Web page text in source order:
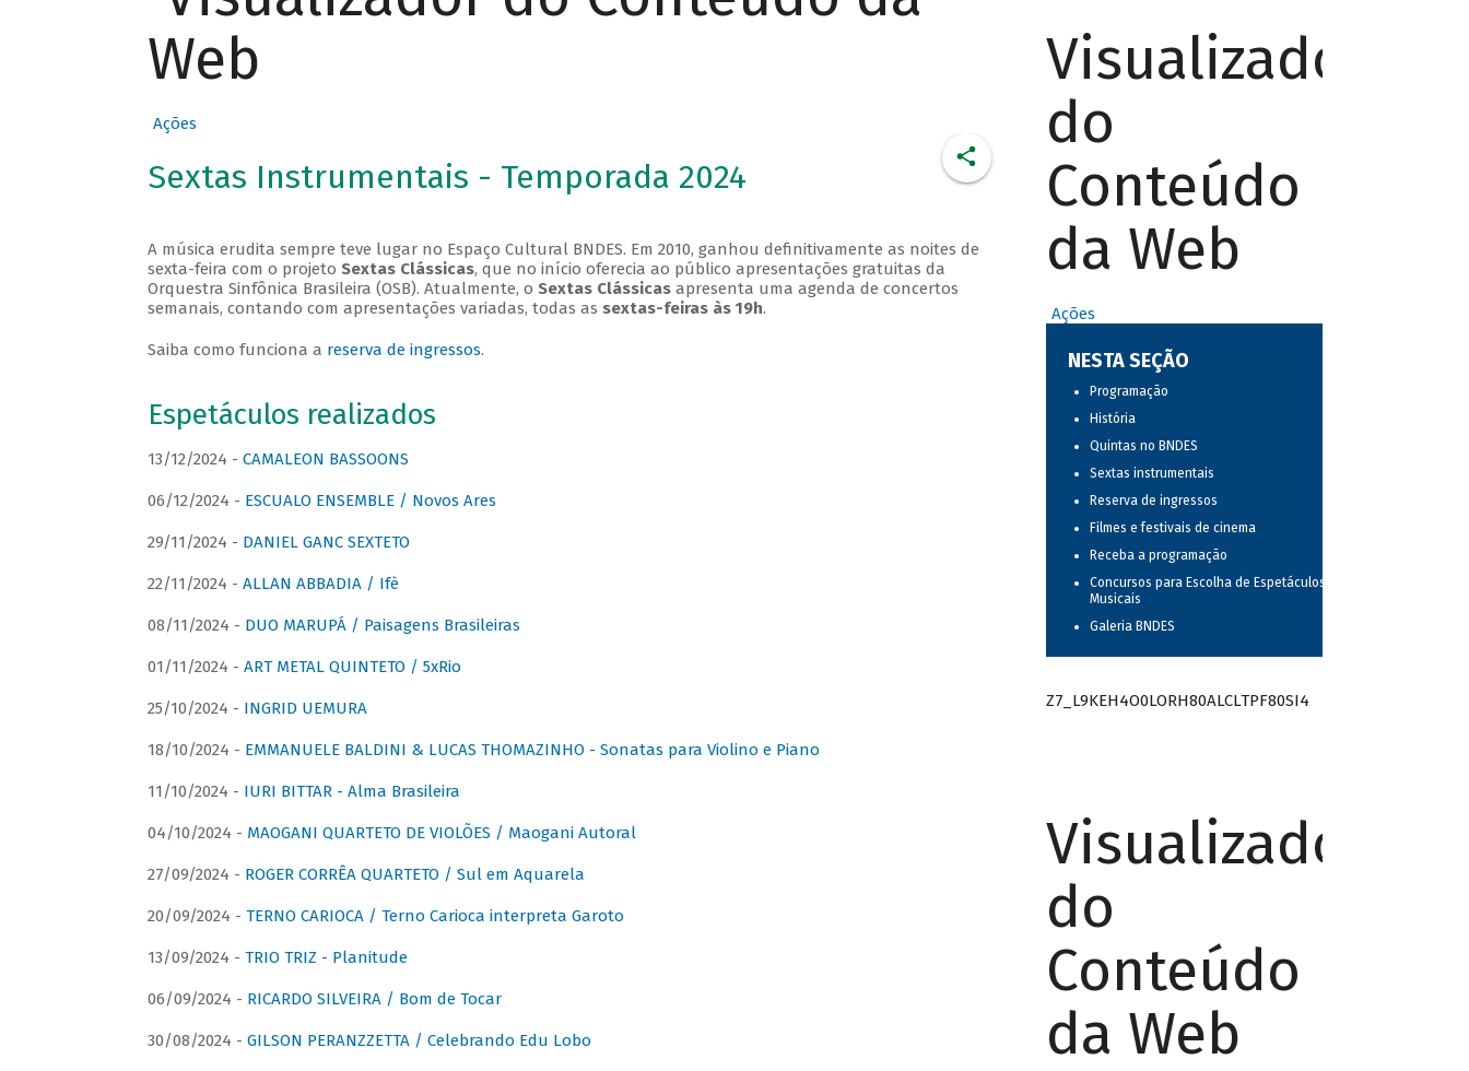
Web
Ações
Sextas Instrumentais - Temporada 2024
A música erudita sempre teve lugar no Espaço Cultural BNDES. Em 2010, ganhou definitivamente as noites de
sexta-feira com o projeto Sextas Clássicas, que no início oferecia ao público apresentações gratuitas da
Orquestra Sinfônica Brasileira (OSB). Atualmente, o Sextas Clássicasapresenta uma agenda de concertos
semanais, contando com apresentações variadas, todas as sextas-feiras às 19h.
Saiba como funciona a reserva de ingressos.
Espetáculos realizados
13/12/2024 - CAMALEON BASSOONS
06/12/2024 - ESCUALO ENSEMBLE / Novos Ares
29/11/2024 - DANIEL GANC SEXTETO
22/11/2024 - ALLAN ABBADIA / Ifè
08/11/2024 - DUO MARUPÁ / Paisagens Brasileiras
01/11/2024 - ART METAL QUINTETO / 5xRio
25/10/2024 - INGRID UEMURA
18/10/2024 - EMMANUELE BALDINI & LUCAS THOMAZINHO - Sonatas para Violino e Piano
11/10/2024 - IURI BITTAR - Alma Brasileira
04/10/2024 - MAOGANI QUARTETO DE VIOLÕES / Maogani Autoral
27/09/2024 - ROGER CORRÊA QUARTETO / Sul em Aquarela
20/09/2024 - TERNO CARIOCA / Terno Carioca interpreta Garoto
13/09/2024 - TRIO TRIZ - Planitude
06/09/2024 - RICARDO SILVEIRA / Bom de Tocar
30/08/2024 - GILSON PERANZZETTA / Celebrando Edu Lobo
Visualizador
do
Conteúdo
da Web
Ações
NESTA SEÇÃO
Programação
História
Quintas no BNDES
Sextas instrumentais
Reserva de ingressos
Filmes e festivais de cinema
Receba a programação
Concursos para Escolha de Espetáculos
Musicais
Galeria BNDES
Z7_L9KEH4O0LORH80ALCLTPF80SI4
Visualizador
do
Conteúdo
da Web